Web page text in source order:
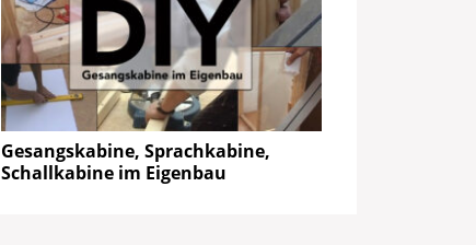
Gesangskabine, Sprachkabine,
Schallkabine im Eigenbau